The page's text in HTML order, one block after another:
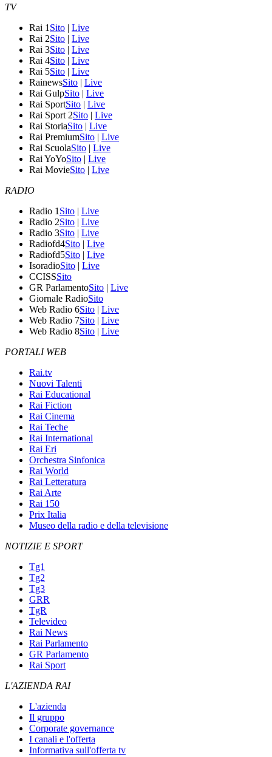
TV
Rai 1 Sito | Live
Rai 2Sito | Live
Rai 3Sito | Live
Rai 4Sito | Live
Rai 5Sito | Live
RainewsSito | Live
Rai GulpSito | Live
Rai SportSito | Live
Rai Sport 2Sito | Live
Rai StoriaSito | Live
Rai PremiumSito | Live
Rai ScuolaSito | Live
Rai YoYoSito | Live
Rai MovieSito | Live
RADIO
Radio 1 Sito | Live
Radio 2Sito | Live
Radio 3Sito | Live
Radiofd4Sito | Live
Radiofd5Sito | Live
IsoradioSito | Live
CCISSSito
GR ParlamentoSito | Live
Giornale RadioSito
Web Radio 6Sito | Live
Web Radio 7Sito | Live
Web Radio 8Sito | Live
PORTALI WEB
Rai.tv
Nuovi Talenti
Rai Educational
Rai Fiction
Rai Cinema
Rai Teche
Rai International
Rai Eri
Orchestra Sinfonica
Rai World
Rai Letteratura
Rai Arte
Rai 150
Prix Italia
Museo della radio e della televisione
NOTIZIE E SPORT
Tg1
Tg2
Tg3
GRR
TgR
Televideo
Rai News
Rai Parlamento
GR Parlamento
Rai Sport
L'AZIENDA RAI
L'azienda
Il gruppo
Corporate governance
I canali e l'offerta
Informativa sull'offerta tv